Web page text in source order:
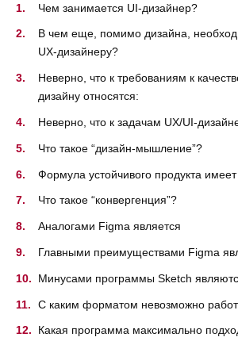
Чем занимается UI-дизайнер?
В чем еще, помимо дизайна,
UX-дизайнеру?
Неверно, что к требованиям к
дизайну относятся:
Неверно, что к задачам UX/UI-
Что такое “дизайн-мышление”?
Формула устойчивого продукта
Что такое “конвергенция”?
Аналогами Figma является
Главными преимуществами Figma
Минусами программы Sketch
С каким форматом невозможно
Какая программа максимально